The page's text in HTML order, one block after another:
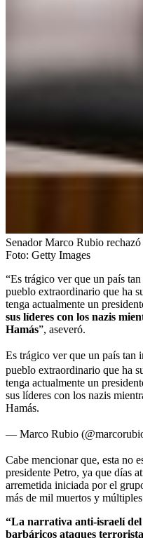
Senador Marco Rubio
Foto: Getty Images
“Es trágico ver que un país
pueblo extraordinario que ha
tenga actualmente un
sus líderes con los nazis
Hamás”, aseveró.
Es trágico ver que un país tan
pueblo extraordinario que ha
tenga actualmente un
sus líderes con los nazis
Hamás.
— Marco Rubio
Cabe mencionar que, esta no
presidente Petro, ya que días
arremetida iniciada por el
más de mil muertos y
“La narrativa anti-israelí
barbáricos ataques